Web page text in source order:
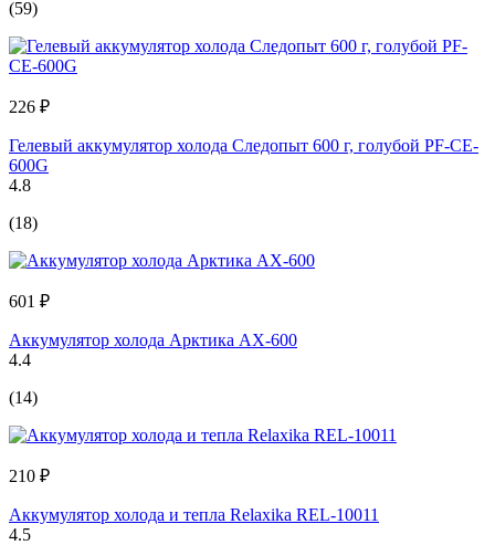
(59)
226 ₽
Гелевый аккумулятор холода Следопыт 600 г, голубой PF-CE-
600G
4.8
(18)
601 ₽
Аккумулятор холода Арктика АХ-600
4.4
(14)
210 ₽
Аккумулятор холода и тепла Relaxika REL-10011
4.5